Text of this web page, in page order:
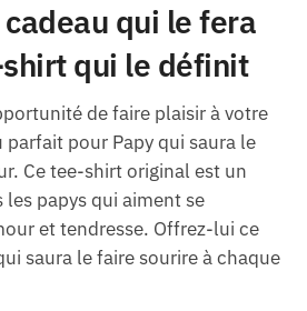
qui le fera
qui le définit
de faire plaisir à votre
parfait pour Papy qui saura le
Ce tee-shirt original est un
papys qui aiment se
et tendresse. Offrez-lui ce
saura le faire sourire à chaque